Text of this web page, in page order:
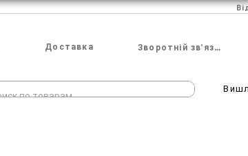
Доставка Зворотній зв'язок